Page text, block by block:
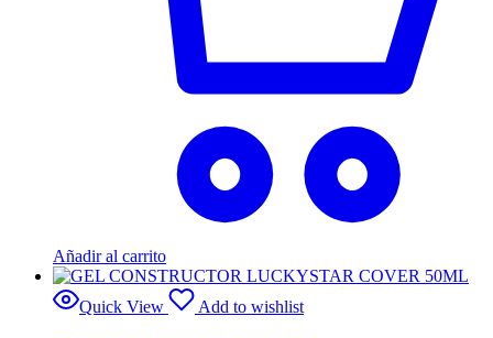
Añadir al carrito
Quick View Add to wishlist